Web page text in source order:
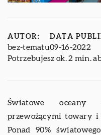
AUTOR:
bez-tematu
DATA
09-16-2022
Potrzebujesz ok. 2 min.
Światowe oceany
przewożącymi towary i
Ponad 90%